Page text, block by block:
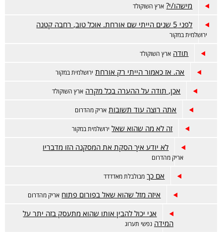
מישהו/י? ארץ השוקולד
לפני 5 שנים הייתי שם אורחת. אוכל טוב, רחבה קטנה
ירושלמית במקור
תודה ארץ השוקולד
אה. אז כאמור הייתי רק אורחת ירושלמית במקור
אכן, תודה על ההערה בכל מקרה ארץ השוקולד
אתה רוצה עוד תשובות אריק מהדרום
זה לא מה שהוא שאל ירושלמית במקור
לא יודע איך הסקת את המסקנה הזו מדבריו
אריק מהדרום
אם כך מבולבלת מאדדדד
איזה מזל שהוא שאל בפורום פתוח אריק מהדרום
אני יכול להבין אותו שהוא מתעסק בזה יתר על
המידה נפשי תערוג